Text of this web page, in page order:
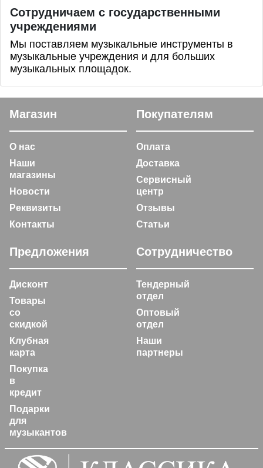
Сотрудничаем с государственными
учреждениями
Мы поставляем музыкальные инструменты в
музыкальные учреждения и для больших
музыкальных площадок.
Магазин
О нас
Наши
магазины
Новости
Реквизиты
Контакты
Покупателям
Оплата
Доставка
Сервисный
центр
Отзывы
Статьи
Предложения
Дисконт
Товары
со
скидкой
Клубная
карта
Покупка
в
кредит
Подарки
для
музыкантов
Сотрудничество
Тендерный
отдел
Оптовый
отдел
Наши
партнеры